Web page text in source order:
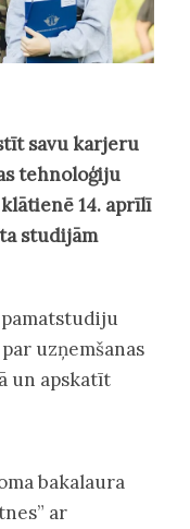
savu karjeru
tehnoloģiju
14. aprīlī
studijām
uzņemšanas
un apskatīt
bakalaura
ar